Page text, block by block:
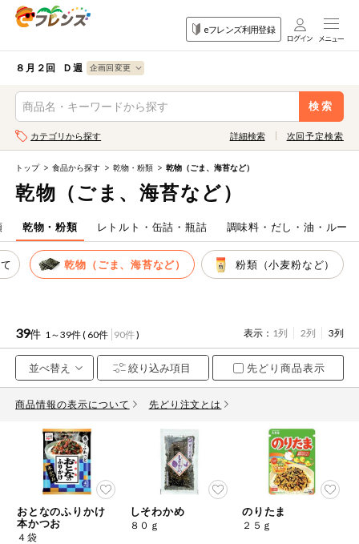
eフレンズ利用登録
ログイン
生協加入はこちら
登録から開始まで
注文番号注文
お気に入り注文
注文履歴注文
WEBカタログ
先着限定から探す
８月２回 Ｄ週
検索
食品
から探す
目的
から探す
果物
野菜
肉・ハム・ソ
ーセージ
魚介・加工品
米・雑穀など
パン・ジャム
豆腐・納豆・
こんにゃく
冷蔵おかず
冷凍食品
ミールキット
など
果物すべて
カテゴリから探す 詳細検索
検索条件を指定してください。全項目に条件を指定しなくて
も検索できます。
キーワード
キーワードをすべて含む
メーカー名
カテゴリ
特価情報
アレルゲン情報
次回予定検索
トップ 食品から探す 乾物・粉類 乾物（ごま、海苔など）
乾物（ごま、海苔など）
乾物・粉類 レトルト・缶詰・瓶詰 調味料・だし・油・ルー
乾物（ごま、海苔など） 粉類（小麦粉など）
39件 1～39件 ( 60件 90件) 表示： 1列 2列 3列
先どり商品表示
商品情報の表示について 先どり注文とは
おとなのふりかけ
本かつお
４袋
しそわかめ
８０ｇ
のりたま
２５ｇ